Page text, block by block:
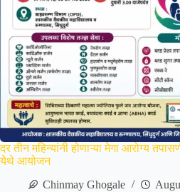
दर तीन महिन्यांनी होणाऱ्या मेगा आरोग्य
येथे आयोजन
Chinmay Ghogale